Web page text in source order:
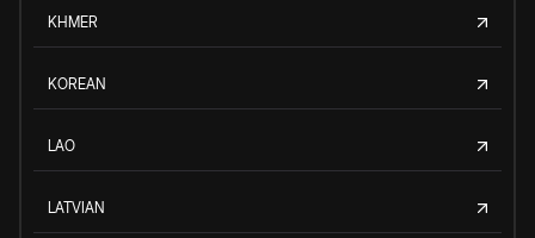
KHMER
KOREAN
LAO
LATVIAN